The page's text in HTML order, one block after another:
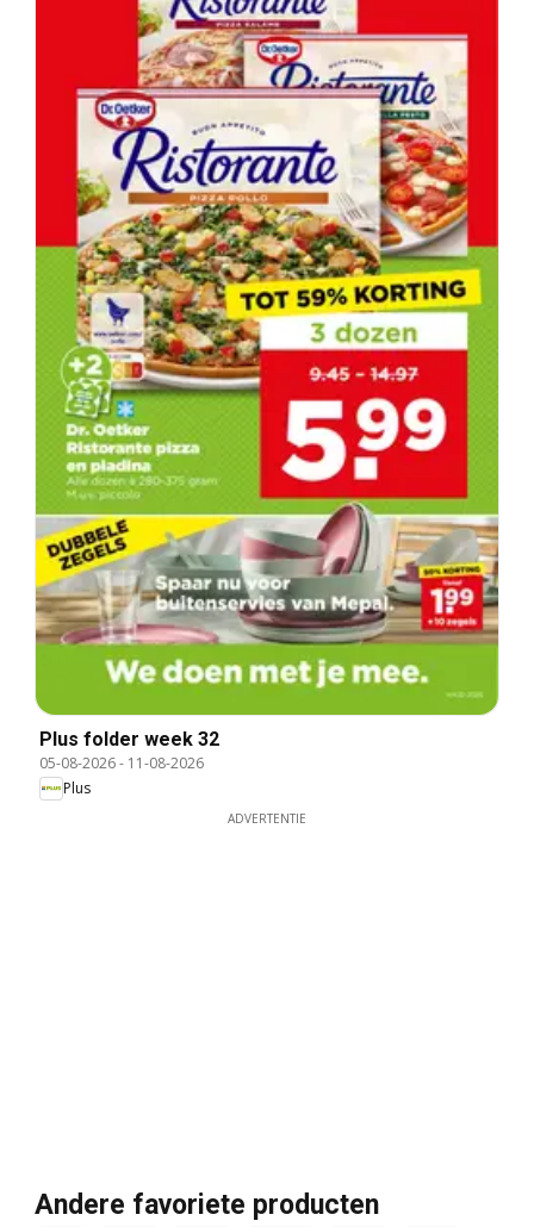
Plus folder week 32
05-08-2026- 11-08-2026
Plus
ADVERTENTIE
Andere favoriete producten